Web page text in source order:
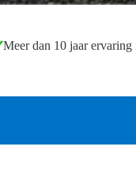
Meer dan 10 jaar